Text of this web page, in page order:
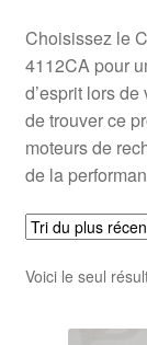
Choisissez le
4112CA pour
d’esprit lors
de trouver ce
moteurs de
de la
Voici le seul